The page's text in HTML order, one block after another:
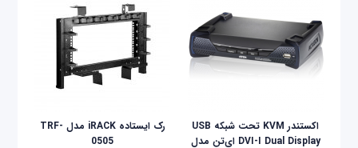
اکستندر KVM تحت شبکه USB
DVI-I Dual Display ای‌تن مدل
رک ایستاده iRACK مدل TRF-
0505